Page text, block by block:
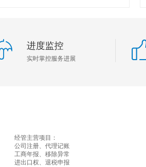
进度监控
实时掌控服务进展
经管主营项目：
公司注册、代理记账
工商年报、移除异常
进出口权、退税申报